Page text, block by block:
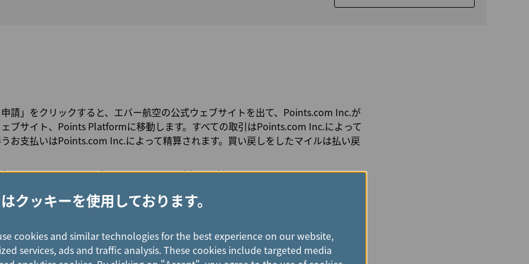
請」をクリックすると、エバー航空の公式ウェブサイトを出て、Points.com Inc.が
ブサイト、Points Platformに移動します。すべての取引はPoints.com Inc.によって
お支払いはPoints.com Inc.によって精算されます。買い戻しをしたマイルは払い戻
了するためにPointsプラットフォームへ移行する前に、www.evaair.comにて
はクレジットカードでのみ可能です。現金でのお支払いは受け付けておりません。
取引手数料、その他の追加料金は、PointsやEVAではなく、ご利用の決済手段の発行
ます。 カード発行機関または銀行によって課されるすべての手数料は、会員様のご
クッキーを使用しております。
cookies and similar technologies for the best experience on our website,
services, ads and traffic analysis. These cookies include targeted media